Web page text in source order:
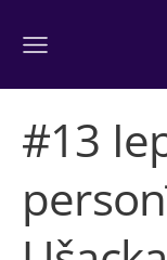
#13